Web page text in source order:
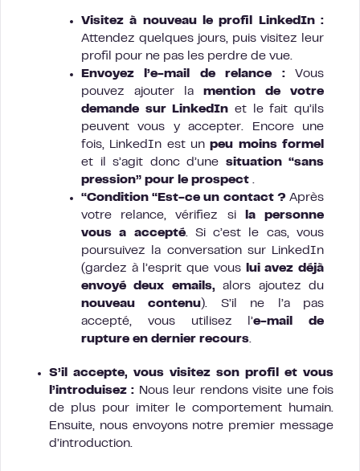
Visitez à nouveau le profil LinkedIn :
Attendez quelques jours, puis visitez leur
profil pour ne pas les perdre de vue.
Envoyez l’e-mail de relance :Vous
pouvez ajouter la mention de votre
demande sur LinkedIn et le fait qu’ils
peuvent vous y accepter. Encore une
fois, LinkedIn est unpeu moins formel
et il s’agit donc d’une situation “sans
pression” pour le prospect .
“Condition “Est-ce un contact ?Après
votre relance, vérifiez si
la personne
vous a accepté. Si c’est le cas, vous
poursuivez la conversation sur LinkedIn
(gardez à l’esprit que vous
lui avez déjà
envoyé deux emails, alors ajoutez du
nouveau contenu). S’il ne l’a pas
accepté, vous utilisez l’e-mail de
rupture en dernier recours.
S’il accepte, vous visitez son profil et vous
l’introduisez : Nous leur rendons visite une fois
de plus pour imiter le comportement humain.
Ensuite, nous envoyons notre premier message
d’introduction.